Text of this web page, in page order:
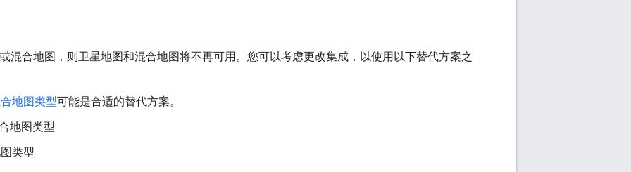
混合地图，则卫星地图和混合地图将不再可用。您可以考虑更改集成，以使用以下替代方案之
地图类型可能是合适的替代方案。
地图类型
类型